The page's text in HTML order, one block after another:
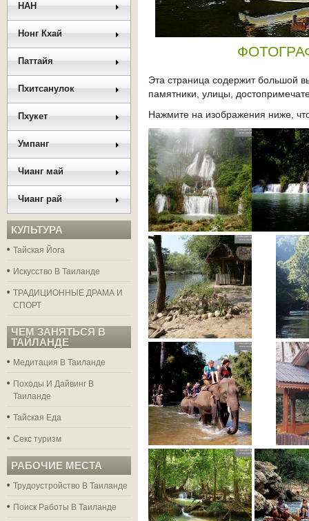
НАН
Нонг Кхай
Паттайя
Пхитсанулок
Пхукет
Умпанг
Чианг май
Чианг рай
КУЛЬТУРА
Тайская Йога
Искусство В Таиланде
ТРАДИЦИОННЫЕ ДРАМА И
СПОРТ
ЧЕМ ЗАНЯТЬСЯ В
ТАЙЛАНДЕ
Медитация В Таиланде
Походы И Дайвинг В
Таиланде
Тайская Еда
Секс туризм
РАБОЧИЕ МЕСТА
Трудоустройство В Таиланде
Поиск Работы В Таиланде
Эта страница содержит большой
памятники, улицы,
Нажмите на изображения ниже,